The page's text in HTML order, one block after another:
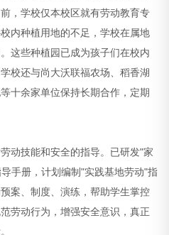
，学校仅本校区就有劳动教育专
内种植用地的不足，学校在属地
这些种植园已成为孩子们在校内
校还与尚大沃联福农场、稻香湖
十余家单位保持长期合作，定期
动技能和安全的指导。已研发"家
手册，计划编制"实践基地劳动"指
案、制度、演练，帮助学生掌控
劳动行为，增强安全意识，真正